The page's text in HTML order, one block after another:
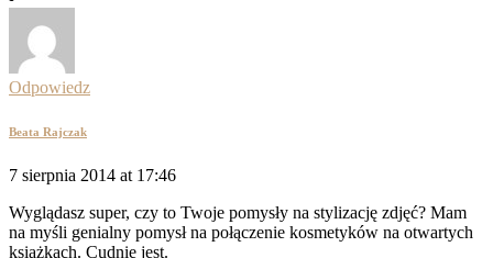
Odpowiedz
Beata Rajczak
7 sierpnia 2014 at 17:46
Wyglądasz super, czy to Twoje pomysły na stylizację zdjęć? Mam
na myśli genialny pomysł na połączenie kosmetyków na otwartych
książkach. Cudnie jest.